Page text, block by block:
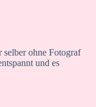
ohne Fotograf
und es